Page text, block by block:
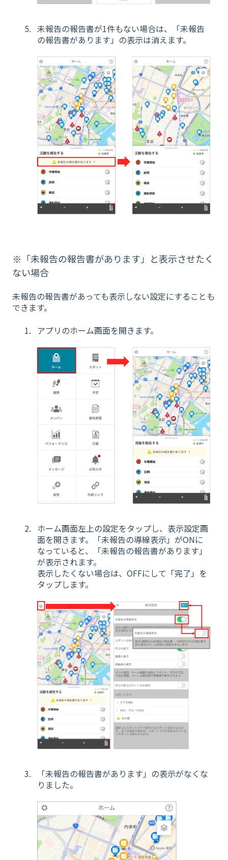
未報告の報告書が1件もない場合は、「未報告
の報告書があります」の表示は消えます。
※「未報告の報告書があります」と表示させたく
ない場合
未報告の報告書があっても表示しない設定にすることも
できます。
アプリのホーム画面を開きます。
ホーム画面左上の設定をタップし、表示設定画
面を開きます。「未報告の導線表示」がONに
なっていると、「未報告の報告書があります」
が表示されます。
表示したくない場合は、OFFにして「完了」を
タップします。
「未報告の報告書があります」の表示がなくな
りました。